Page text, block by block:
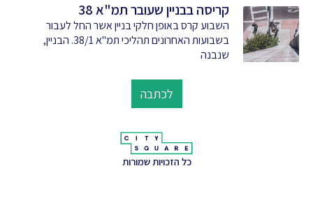
קריסה בבניין שעובר תמ"א 38
השבוע קרס באופן חלקי בניין אשר החל לעבור
בשבועות האחרונים תהליכי תמ"א 38/1. הבניין,
שנבנה
לכתבה
כל הזכויות שמורות